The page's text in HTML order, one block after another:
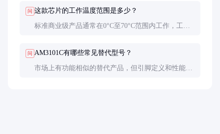
问 这款芯片的工作温度范围是多少？
标准商业级产品通常在0°C至70°C范围内工作，工业
问 AM3101C有哪些常见替代型号？
市场上有功能相似的替代产品，但引脚定义和性能参